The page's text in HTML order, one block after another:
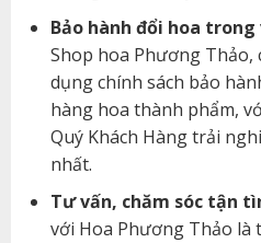
Bảo hành đổi hoa trong
Shop hoa Phương Thảo,
dụng chính sách bảo
hàng hoa thành phẩm,
Quý Khách Hàng trải
nhất.
Tư vấn, chăm sóc tận
với Hoa Phương Thảo là